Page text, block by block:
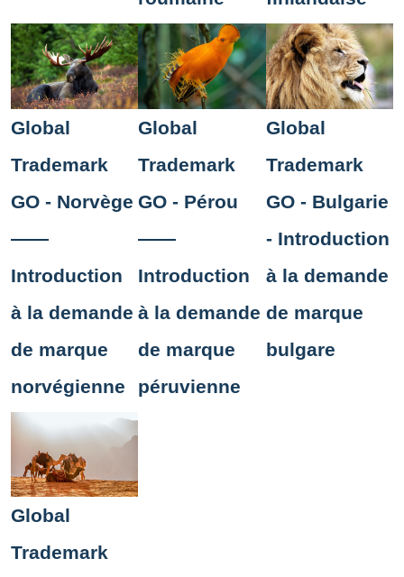
Global
Trademark
GO - Norvège
——
Introduction
à la demande
de marque
norvégienne
Global
Trademark
GO - Pérou
——
Introduction
à la demande
de marque
péruvienne
Global
Trademark
GO - Bulgarie
- Introduction
à la demande
de marque
bulgare
Global
Trademark